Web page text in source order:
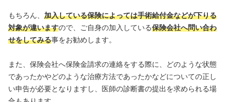
もちろん、 加入している保険によっては手術給付金などが下りる
対象が違いますので、ご自身の加入している保険会社へ問い合わ
せをしてみる事をお勧めします。
また、保険会社へ保険金請求の連絡をする際に、どのような状態
であったかやどのような治療方法であったかなどについての正し
い申告が必要となりますし、医師の診断書の提出を求められる場